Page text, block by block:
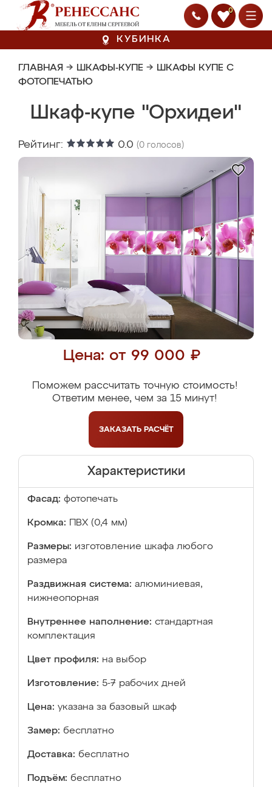
0
КУБИНКА
ГЛАВНАЯ → ШКАФЫ-КУПЕ → ШКАФЫ КУПЕ С
ФОТОПЕЧАТЬЮ
Шкаф-купе "Орхидеи"
Рейтинг: 0.0 (0 голосов)
Цена: от 99 000 ₽
Поможем рассчитать точную стоимость!
Ответим менее, чем за 15 минут!
ЗАКАЗАТЬ РАСЧЁТ
Характеристики
Фасад: фотопечать
Кромка: ПВХ (0,4 мм)
Размеры: изготовление шкафа любого
размера
Раздвижная система: алюминиевая,
нижнеопорная
Внутреннее наполнение: стандартная
комплектация
Цвет профиля: на выбор
Изготовление: 5-7 рабочих дней
Цена: указана за базовый шкаф
Замер: бесплатно
Доставка: бесплатно
Подъём: бесплатно